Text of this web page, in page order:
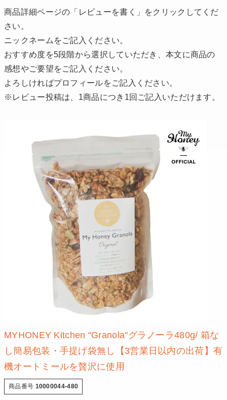
商品詳細ページの「レビューを書く」をクリックしてくだ
さい。
ニックネームをご記入ください。
おすすめ度を5段階から選択していただき、本文に商品の
感想やご要望をご記入ください。
よろしければプロフィールをご記入ください。
※レビュー投稿は、1商品につき1回ご記入いただけます。
MYHONEY Kitchen "Granola"グラノーラ480g/ 箱な
し簡易包装・手提げ袋無し【3営業日以内の出荷】有
機オートミールを贅沢に使用
商品番号 10000044-480